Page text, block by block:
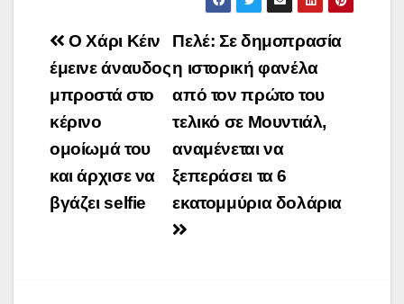
Πλοήγηση
άρθρων
Πελέ: Σε δημοπρασία
η ιστορική φανέλα
από τον πρώτο του
τελικό σε Μουντιάλ,
αναμένεται να
ξεπεράσει τα 6
εκατομμύρια δολάρια
Ο Χάρι Κέιν
έμεινε άναυδος
μπροστά στο
κέρινο
ομοίωμά του
και άρχισε να
βγάζει selfie